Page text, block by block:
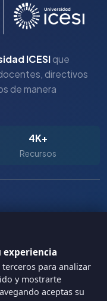
experiencia
para analizar
y mostrarte
aceptas su
ICESIque
directivos
de manera
4K+
Recursos
ICESI